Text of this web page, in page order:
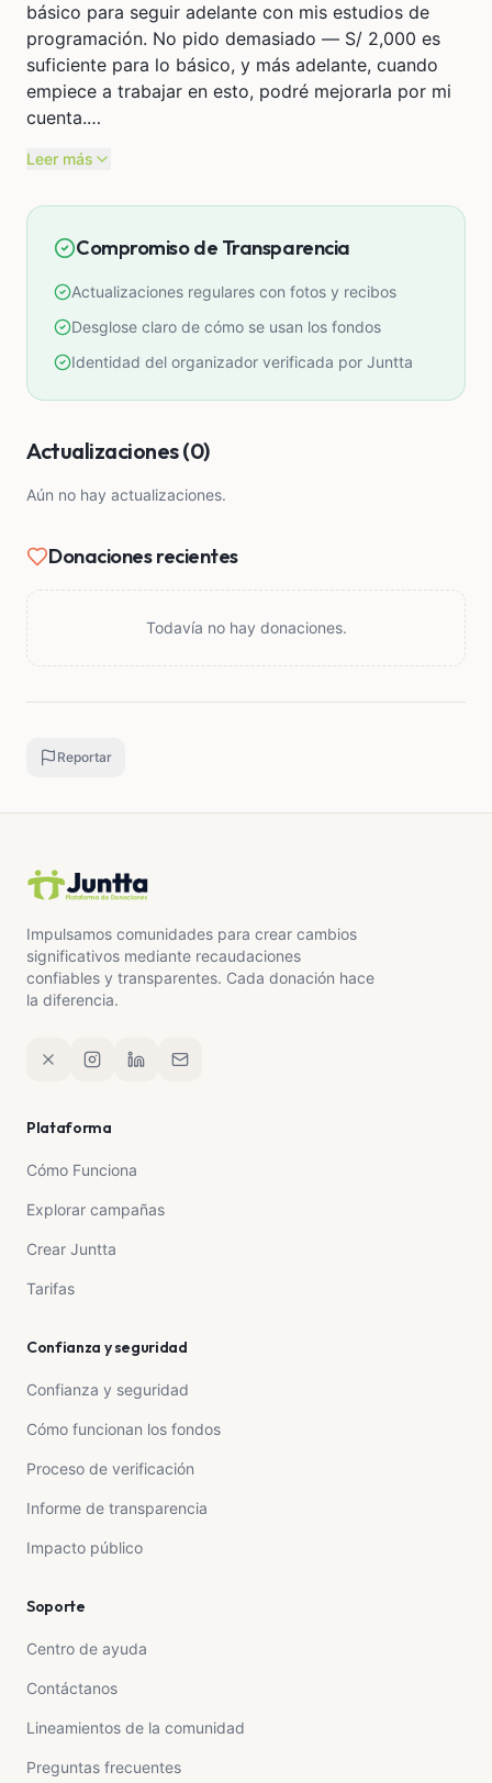
básico para seguir adelante con mis estudios de
programación. No pido demasiado — S/ 2,000 es
suficiente para lo básico, y más adelante, cuando
empiece a trabajar en esto, podré mejorarla por mi
cuenta.
Se los agradecería mucho si me ayudan. Gracias por
Leer más
Compromiso de Transparencia
Actualizaciones regulares con fotos y recibos
Desglose claro de cómo se usan los fondos
Identidad del organizador verificada por Juntta
Actualizaciones (0)
Aún no hay actualizaciones.
Donaciones recientes
Todavía no hay donaciones.
Reportar
Impulsamos comunidades para crear cambios
significativos mediante recaudaciones
confiables y transparentes. Cada donación hace
la diferencia.
Plataforma
Cómo Funciona
Explorar campañas
Crear Juntta
Tarifas
Confianza y seguridad
Confianza y seguridad
Cómo funcionan los fondos
Proceso de verificación
Informe de transparencia
Impacto público
Soporte
Centro de ayuda
Contáctanos
Lineamientos de la comunidad
Preguntas frecuentes